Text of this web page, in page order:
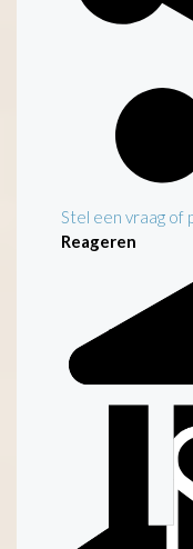
Stel een vraag of
Reageren